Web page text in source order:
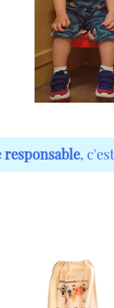
, c'est ici qu'il